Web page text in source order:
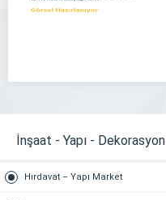
İnşaat - Yapı - Dekorasyon
Hırdavat – Yapı Market